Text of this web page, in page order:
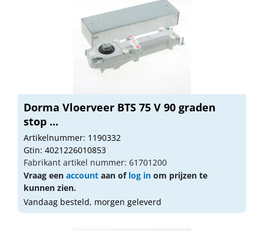
Dorma Vloerveer BTS 75 V 90 graden
stop ...
Artikelnummer: 1190332
Gtin: 4021226010853
Fabrikant artikel nummer: 61701200
Vraag een account aan of log in om prijzen te
kunnen zien.
Vandaag besteld, morgen geleverd